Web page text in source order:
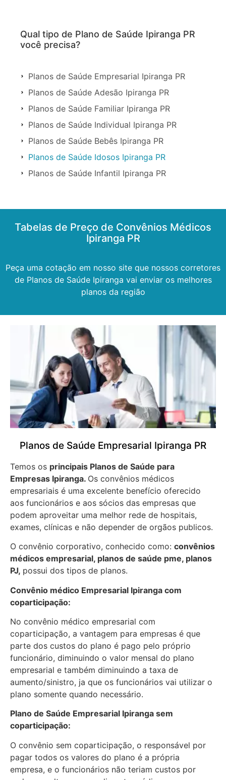
Qual tipo de Plano de Saúde Ipiranga PR
você precisa?
Planos de Saúde Empresarial Ipiranga PR
Planos de Saúde Adesão Ipiranga PR
Planos de Saúde Familiar Ipiranga PR
Planos de Saúde Individual Ipiranga PR
Planos de Saúde Bebês Ipiranga PR
Planos de Saúde Idosos Ipiranga PR
Planos de Saúde Infantil Ipiranga PR
Tabelas de Preço de Convênios Médicos
Ipiranga PR
Peça uma cotação em nosso site que nossos corretores
de Planos de Saúde Ipiranga vai enviar os melhores
planos da região
Planos de Saúde Empresarial Ipiranga PR
Temos os principais Planos de Saúde para
Empresas Ipiranga. Os convênios médicos
empresariais é uma excelente benefício oferecido
aos funcionários e aos sócios das empresas que
podem aproveitar uma melhor rede de hospitais,
exames, clínicas e não depender de orgãos publicos.
O convênio corporativo, conhecido como: convênios
médicos empresarial, planos de saúde pme, planos
PJ, possui dos tipos de planos.
Convênio médico Empresarial Ipiranga com
coparticipação:
No convênio médico empresarial com
coparticipação, a vantagem para empresas é que
parte dos custos do plano é pago pelo próprio
funcionário, diminuindo o valor mensal do plano
empresarial e também diminuindo a taxa de
aumento/sinistro, ja que os funcionários vai utilizar o
plano somente quando necessário.
Plano de Saúde Empresarial Ipiranga sem
coparticipação:
O convênio sem coparticipação, o responsável por
pagar todos os valores do plano é a própria
empresa, e o funcionários não teriam custos por